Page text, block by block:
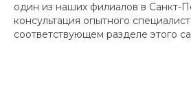
один из наших филиалов в Санкт-
консультация опытного
соответствующем разделе этого